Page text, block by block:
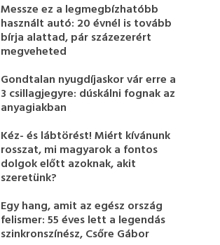
Messze ez a legmegbízhatóbb
használt autó: 20 évnél is tovább
bírja alattad, pár százezerért
megveheted
Gondtalan nyugdíjaskor vár erre a
3 csillagjegyre: dúskálni fognak az
anyagiakban
Kéz- és lábtörést! Miért kívánunk
rosszat, mi magyarok a fontos
dolgok előtt azoknak, akit
szeretünk?
Egy hang, amit az egész ország
felismer: 55 éves lett a legendás
szinkronszínész, Csőre Gábor